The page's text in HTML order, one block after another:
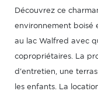
Découvrez ce
environnement boisé
au lac Walfred avec
copropriétaires. La
d'entretien, une
les enfants. La